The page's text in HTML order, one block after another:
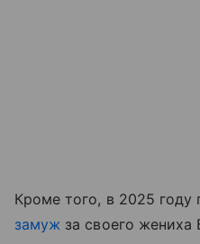
Кроме того, в 2025 году
замуж за своего